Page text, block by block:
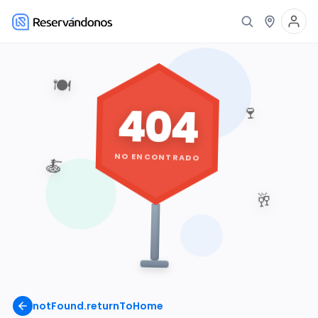
notFound.returnToHome
🍽️
🍷
🥂
🍝
404
NO ENCONTRADO